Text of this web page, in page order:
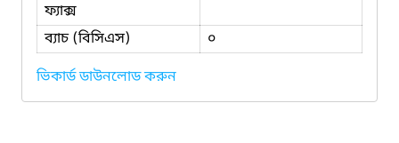
ফ্যাক্স
ব্যাচ (বিসিএস)
০
ভিকার্ড ডাউনলোড করুন